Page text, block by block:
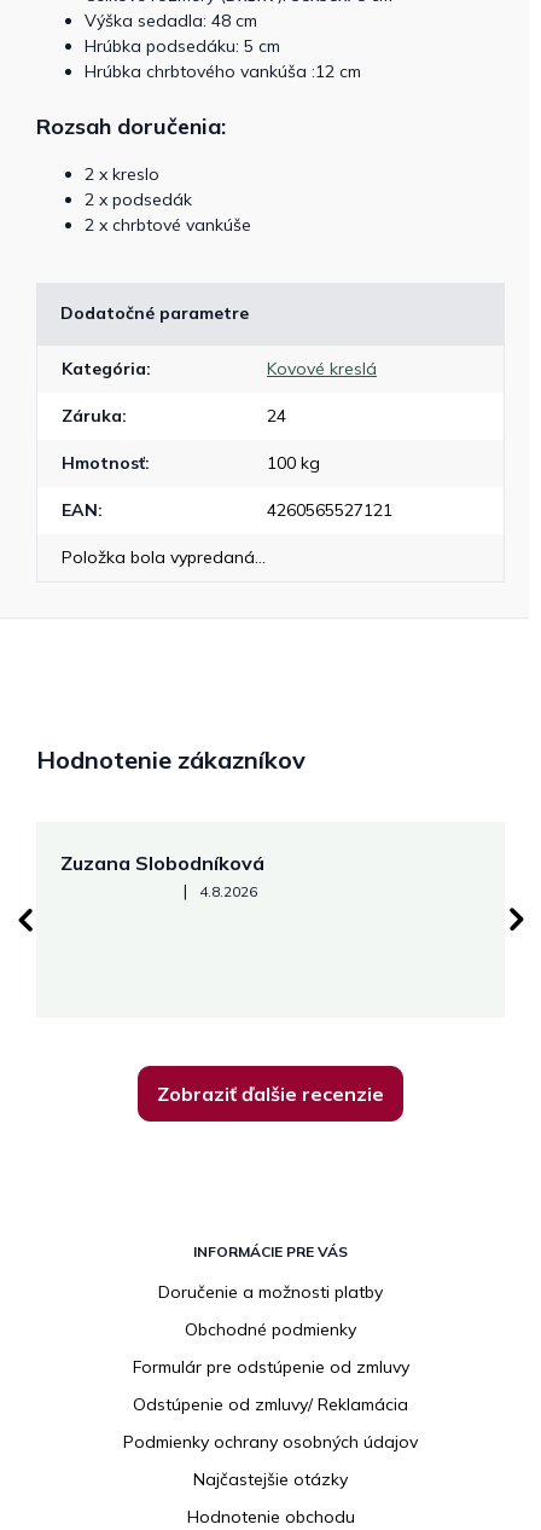
Výška sedadla: 48 cm
Hrúbka podsedáku: 5 cm
Hrúbka chrbtového vankúša :12 cm
Rozsah doručenia:
2 x kreslo
2 x podsedák
2 x chrbtové vankúše
Dodatočné parametre
Kategória: Kovové kreslá
Záruka: 24
Hmotnosť: 100 kg
EAN: 4260565527121
Položka bola vypredaná…
Hodnotenie zákazníkov
Zuzana Slobodníková
Hodnotenie obchodu je 5 z 5 hviezdičiek.
| 4.8.2026
Zobraziť ďalšie recenzie
INFORMÁCIE PRE VÁS
Doručenie a možnosti platby
Obchodné podmienky
Formulár pre odstúpenie od zmluvy
Odstúpenie od zmluvy/ Reklamácia
Podmienky ochrany osobných údajov
Najčastejšie otázky
Hodnotenie obchodu